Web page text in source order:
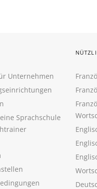
Unternehmen
Sprachschule